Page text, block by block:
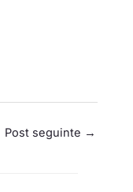
Post seguinte →